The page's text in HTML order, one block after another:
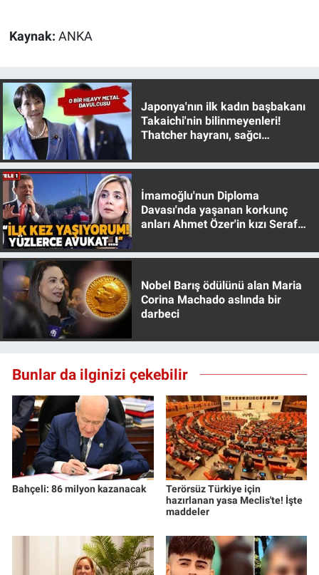
Kaynak: ANKA
Japonya'nın ilk kadın başbakanı
Takaichi'nin bilinmeyenleri!
Thatcher hayranı, sağcı
İmamoğlu'nun Diploma
Davası'nda yaşanan korkunç
anları Ahmet Özer'in kızı Seraf
Nobel Barış ödülünü alan Maria
Corina Machado aslında bir
darbeci
Bunlar da ilginizi çekebilir
Bahçeli: 86 milyon kazanacak
Terörsüz Türkiye için
hazırlanan yasa Meclis'te! İşte
maddeler